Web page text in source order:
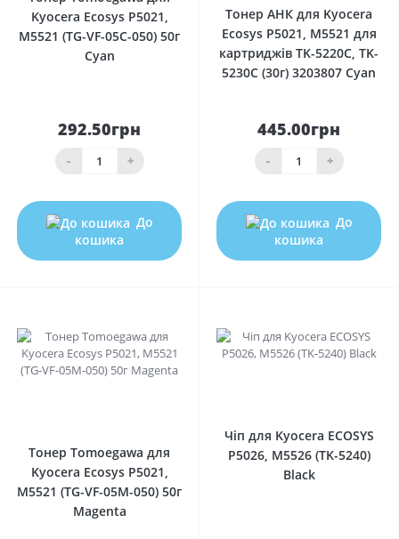
Kyocera Ecosys P5021,
M5521 (TG-VF-05C-050) 50г
Cyan
292.50грн
- +
До
кошика
Тонер АНК для Kyocera
Ecosys P5021, M5521 для
картриджів TK-5220C, TK-
5230C (30г) 3203807 Cyan
445.00грн
- +
До
кошика
Тонер Tomoegawa для
Kyocera Ecosys P5021,
M5521 (TG-VF-05M-050) 50г
Magenta
Чіп для Kyocera ECOSYS
P5026, M5526 (TK-5240)
Black